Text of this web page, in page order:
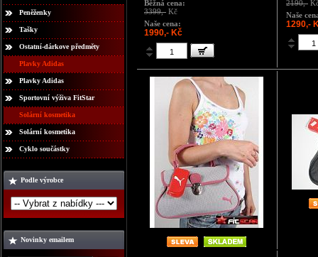
Peněženky
Tašky
Ostatní-dárkove předměty
Plavky Adidas
Plavky Adidas
Sportovní výživa FitStar
Solární kosmetika
Solární kosmetika
Cyklo součástky
Podle výrobce
Novinky emailem
Běžná cena:
3399,- Kč
Naše cena:
1990,- Kč
2190,-
Naše
1290,-